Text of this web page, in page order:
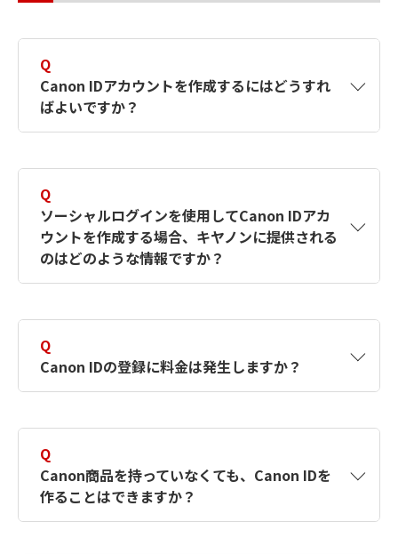
Q
Canon IDアカウントを作成するにはどうすれ
ばよいですか？
す。詳しい作成方法は【カメラ】Canon IDとは
何ですか？Canon IDの作成方法は？をご確認く
ださい。
Q
ソーシャルログインを使用してCanon IDアカ
ウントを作成する場合、キヤノンに提供される
のはどのような情報ですか？
択したサービスから取得します。アカウントを
簡単に作成できるように、この情報を使用して
Canon IDの登録フォームを入力します。
Q
Canon IDの登録に料金は発生しますか？
Q
Canon商品を持っていなくても、Canon IDを
作ることはできますか？